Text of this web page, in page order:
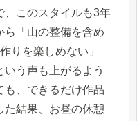
、このスタイルも3年
ら「山の整備を含め
りを楽しめない」
いう声も上がるよう
も、できるだけ作品
た結果、お昼の休憩